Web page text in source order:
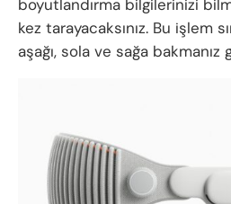
boyutlandırma bilgilerinizi
kez tarayacaksınız. Bu işlem
aşağı, sola ve sağa bakmanız